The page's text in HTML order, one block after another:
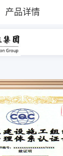
产品详情
业质